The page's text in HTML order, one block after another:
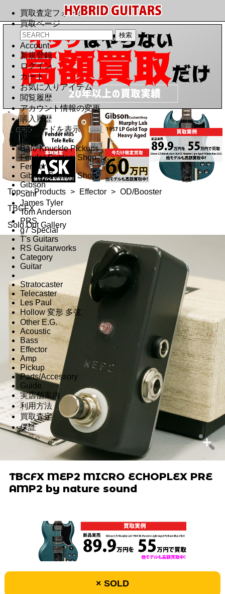
買取査定フォーム
買取ページ
Account
新規登録
ログイン
カート
お気に入りアイテム
閲覧履歴
アカウント情報の変更
購入履歴
QRコードを表示
Brand
Bare Knuckle Pickups
Fender Custom Shop
Fender
Gibson Custom Shop
Gibson
Suhr
James Tyler
Tom Anderson
PRS
g7 Special
T's Guitars
RS Guitarworks
Category
Guitar
Stratocaster
Telecaster
Les Paul
Hollow 変形 多弦
Other E.G.
Acoustic
Bass
Effector
Amp
Pickup
Parts/Accessory
Guide
実店舗案内
利用方法
買取査定
保証
Top > Products > Effector > OD/Booster
TBCFX
Sold Out Gallery
TBCFX MEP2 MICRO ECHOPLEX PRE
AMP2 by nature sound
× SOLD